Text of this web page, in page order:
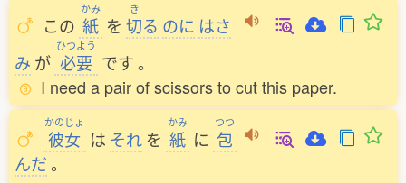
この
かみ
紙 を
き
切る のに はさ
み が
ひつよう
必要 です。
I need a pair of scissors to cut this paper.
かのじょ
彼女 は それ を
かみ
紙 に
つつ
包
んだ。